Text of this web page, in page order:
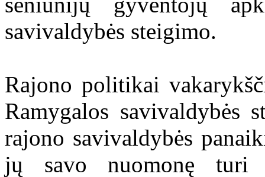
savivaldybės steigimo.
Rajono politikai
Ramygalos savivaldybės
rajono savivaldybės
jų savo nuomonę turi